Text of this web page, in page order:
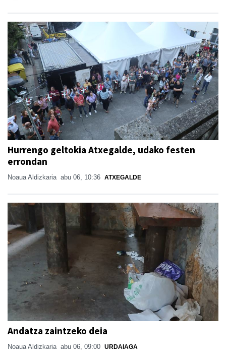
Hurrengo geltokia Atxegalde, udako festen
errondan
Noaua Aldizkaria abu 06, 10:36 ATXEGALDE
Andatza zaintzeko deia
Noaua Aldizkaria abu 06, 09:00 URDAIAGA